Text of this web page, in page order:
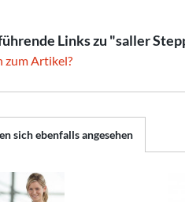
Links zu "saller
zum Artikel?
sich ebenfalls angesehen